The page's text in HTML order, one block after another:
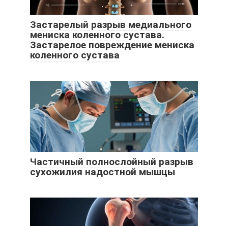
Застарелый разрыв медиального
мениска коленного сустава.
Застарелое повреждение мениска
коленного сустава
Частичный полнослойный разрыв
сухожилия надостной мышцы